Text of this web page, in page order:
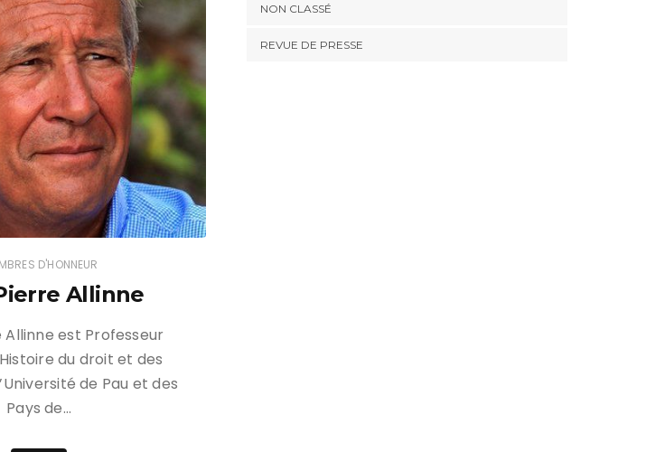
D'HONNEUR
Allinne
est Professeur
du droit et des
de Pau et des
Pays de…
NON CLASSÉ
REVUE DE PRESSE